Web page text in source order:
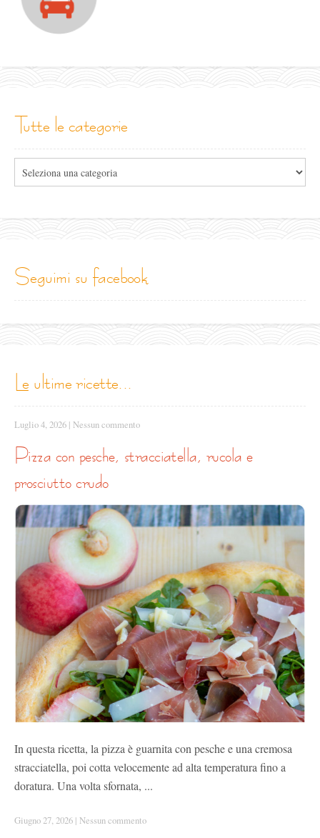
tutte le categorie
seguimi su facebook
le ultime ricette...
Luglio 4, 2026 | Nessun commento
pizza con pesche, stracciatella, rucola e
prosciutto crudo
In questa ricetta, la pizza è guarnita con pesche e una cremosa
stracciatella, poi cotta velocemente ad alta temperatura fino a
doratura. Una volta sfornata, ...
Giugno 27, 2026 | Nessun commento